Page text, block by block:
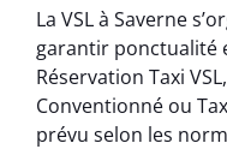
La VSL à Saverne
garantir ponctualité
Réservation Taxi
Conventionné ou
prévu selon les